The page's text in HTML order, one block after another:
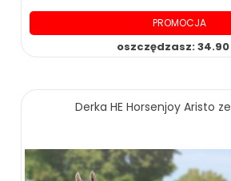
PROMOCJA
oszczędzasz: 34.90
Derka HE Horsenjoy Aristo